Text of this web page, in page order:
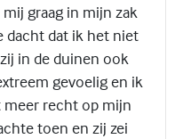
graag in mijn zak
dacht dat ik het niet
in de duinen ook
gevoelig en ik
recht op mijn
toen en zij zei